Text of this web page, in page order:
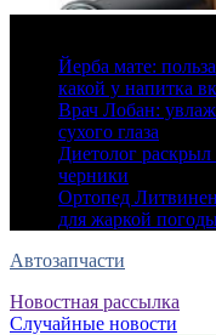
Йерба мате:
какой у напитка
Врач Лобан:
сухого глаза
Диетолог
черники
Ортопед
для жаркой
Автозапчасти
Новостная рассылка
Случайные новости